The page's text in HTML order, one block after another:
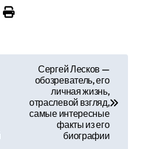
Сергей Лесков —
обозреватель, его
личная жизнь,
отраслевой взгляд,
самые интересные
факты из его
биографии